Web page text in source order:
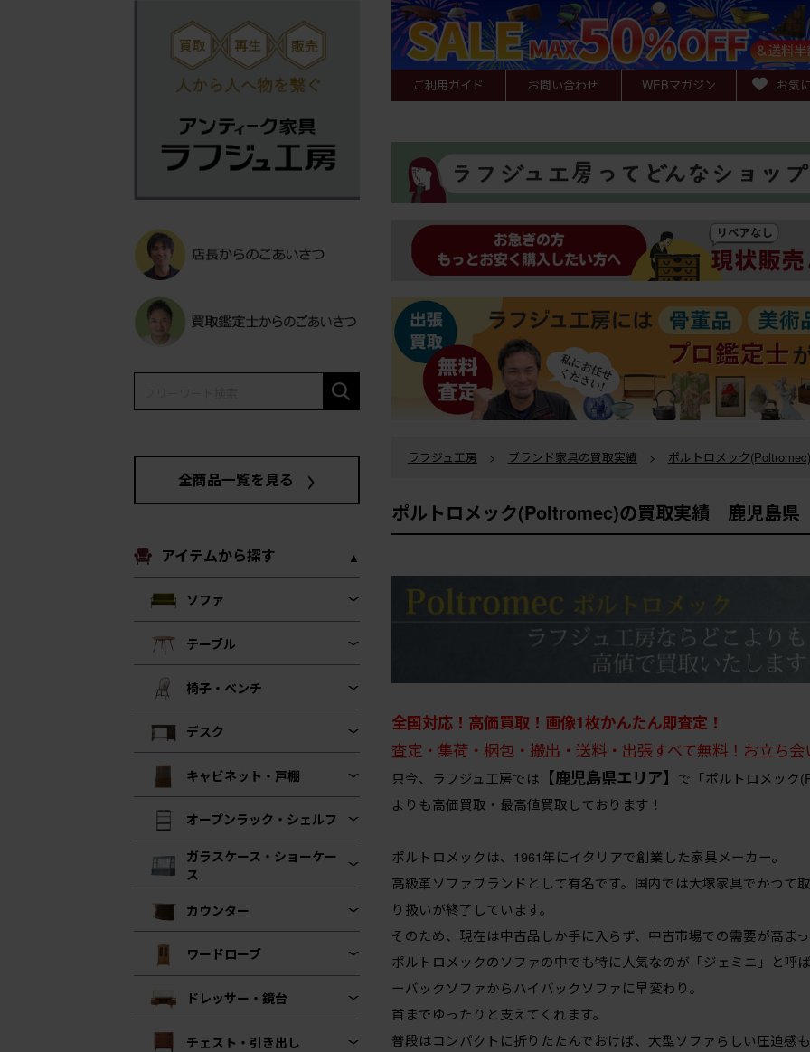
全商品一覧を見る
アイテムから探す
ソファ
テーブル
椅子・ベンチ
デスク
キャビネット・戸棚
オープンラック・シェルフ
ガラスケース・ショーケー
ス
カウンター
ワードローブ
ドレッサー・鏡台
チェスト・引き出し
ご利用ガイド お問い合わせ WEBマガジン お気
ラフジュ工房 > ブランド家具の買取実績 > ポルトロメック
ポルトロメック(Poltromec)の買取実績 鹿児島県
全国対応！高価買取！画像1枚かんたん即査定！
査定・集荷・梱包・搬出・送料・出張すべて無料！お立ち
只今、ラフジュ工房では 【鹿児島県エリア】 で「ポルトロメック
よりも高価買取・最高値買取しております！
ポルトロメックは、1961年にイタリアで創業した家具メーカー。
高級革ソファブランドとして有名です。国内では大塚家具でかつて
り扱いが終了しています。
そのため、現在は中古品しか手に入らず、中古市場での需要が高まっ
ポルトロメックのソファの中でも特に人気なのが「ジェミニ」と呼
ーバックソファからハイバックソファに早変わり。
首までゆったりと支えてくれます。
普段はコンパクトに折りたたんでおけば、大型ソファらしい圧迫感